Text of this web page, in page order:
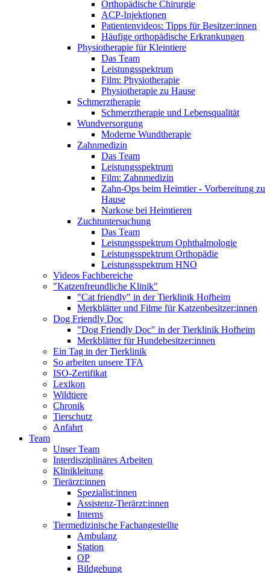
Orthopädische Chirurgie
ACP-Injektionen
Patientenvideos: Tipps für Besitzer:innen
Häufige orthopädische Erkrankungen
Physiotherapie für Kleintiere
Das Team
Leistungsspektrum
Film: Physiotherapie
Physiotherapie zu Hause
Schmerztherapie
Schmerztherapie und Lebensqualität
Wundversorgung
Moderne Wundtherapie
Zahnmedizin
Das Team
Leistungsspektrum
Film: Zahnmedizin
Zahn-Ops beim Heimtier - Vorbereitung zu
Hause
Narkose bei Heimtieren
Zuchtuntersuchung
Das Team
Leistungsspektrum Ophthalmologie
Leistungsspektrum Orthopädie
Leistungsspektrum HNO
Videos Fachbereiche
"Katzenfreundliche Klinik"
"Cat friendly" in der Tierklinik Hofheim
Merkblätter und Filme für Katzenbesitzer:innen
Dog Friendly Doc
"Dog Friendly Doc" in der Tierklinik Hofheim
Merkblätter für Hundebesitzer:innen
Ein Tag in der Tierklinik
So arbeiten unsere TFA
ISO-Zertifikat
Lexikon
Wildtiere
Chronik
Tierschutz
Anfahrt
Team
Unser Team
Interdisziplinäres Arbeiten
Klinikleitung
Tierärzt:innen
Spezialist:innen
Assistenz-Tierärzt:innen
Interns
Tiermedizinische Fachangestellte
Ambulanz
Station
OP
Bildgebung